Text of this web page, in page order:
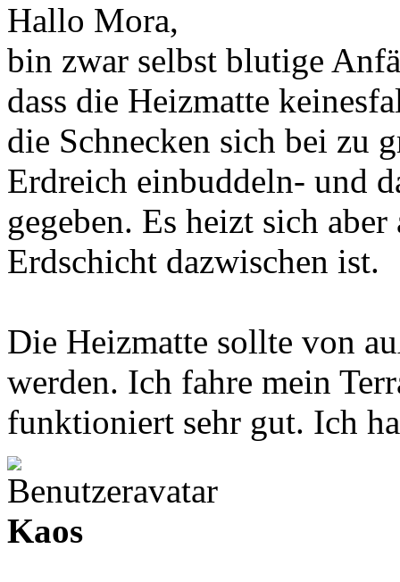
Hallo Mora,
bin zwar selbst blutige
dass die Heizmatte
die Schnecken sich bei zu
Erdreich einbuddeln- und
gegeben. Es heizt sich
Erdschicht dazwischen ist.
Die Heizmatte sollte von
werden. Ich fahre mein
funktioniert sehr gut. Ich
Kaos